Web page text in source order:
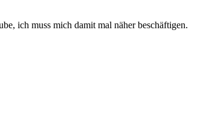
ich muss mich damit mal näher beschäftigen.